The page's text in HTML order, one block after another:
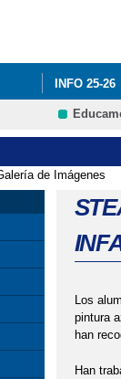
INFO 25-26
ADF:
VISITA
CONCEJALA
de Imágenes
Los
pintura
han
Han